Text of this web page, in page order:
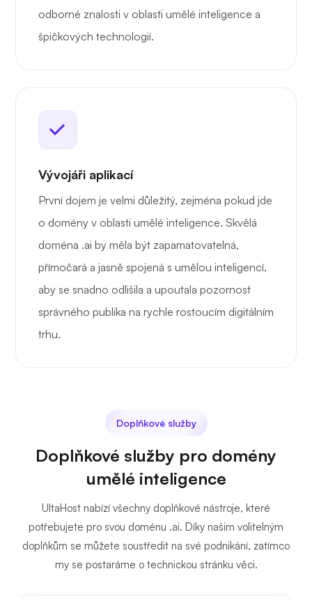
odborné znalosti v oblasti umělé inteligence a
špičkových technologií.
Vývojáři aplikací
První dojem je velmi důležitý, zejména pokud jde
o domény v oblasti umělé inteligence. Skvělá
doména .ai by měla být zapamatovatelná,
přímočará a jasně spojená s umělou inteligencí,
aby se snadno odlišila a upoutala pozornost
správného publika na rychle rostoucím digitálním
trhu.
Doplňkové služby
Doplňkové služby pro domény
umělé inteligence
UltaHost nabízí všechny doplňkové nástroje, které
potřebujete pro svou doménu .ai. Díky našim volitelným
doplňkům se můžete soustředit na své podnikání, zatímco
my se postaráme o technickou stránku věci.